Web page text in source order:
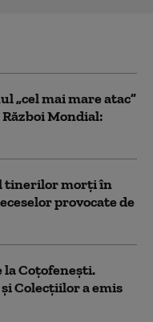
„cel mai mare atac”
Război Mondial:
tinerilor morţi în
provocate de
Coțofenești.
Colecţiilor a emis